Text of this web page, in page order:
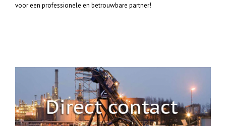
voor een professionele en betrouwbare partner!